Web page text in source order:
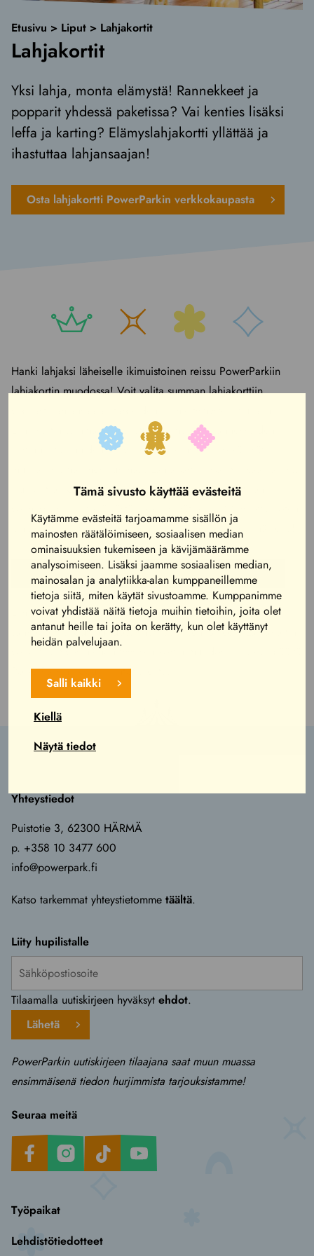
Tämä sivusto käyttää evästeitä
Käytämme evästeitä tarjoamamme sisällön ja
mainosten räätälöimiseen, sosiaalisen median
ominaisuuksien tukemiseen ja kävijämäärämme
analysoimiseen. Lisäksi jaamme sosiaalisen median,
mainosalan ja analytiikka-alan kumppaneillemme
tietoja siitä, miten käytät sivustoamme. Kumppanimme
voivat yhdistää näitä tietoja muihin tietoihin, joita olet
antanut heille tai joita on kerätty, kun olet käyttänyt
heidän palvelujaan.
Salli kaikki
Kiellä
Näytä tiedot
Etusivu > Liput > Lahjakortit
Lahjakortit
Yksi lahja, monta elämystä! Rannekkeet ja
popparit yhdessä paketissa? Vai kenties lisäksi
leffa ja karting? Elämyslahjakortti yllättää ja
ihastuttaa lahjansaajan!
Osta lahjakortti PowerParkin verkkokaupasta
Hanki lahjaksi läheiselle ikimuistoinen reissu PowerParkiin
lahjakortin muodossa! Voit valita summan lahjakorttiin
Lahjakortin summan voi asettaa esimerkiksi rannekkeiden,
kartingin tai muiden aktiviteettien perusteella sekä lisätä
Huvivaltion palveluissa ja toimipisteissä. Lahjakortti on
lahjakortti on myös turvallinen valinta, jonka arvo ei hälvene!
Osta lahjakortti PowerParkin verkkokaupasta
Lahjakortti toimitetaan sähköisenä, jolloin saat sen
sähköpostiisi pdf-muodossa heti ostoksen jälkeen. Lahjakortin
voi ostaa myös hienon fyysisen kortin muodossa paikan päältä
PowerParkin lippu- ja infotiskeiltä.
Yhteystiedot
Puistotie 3, 62300 HÄRMÄ
p. +358 10 3477 600
info@powerpark.fi
Katso tarkemmat yhteystietomme täältä.
Liity hupilistalle
Tilaamalla uutiskirjeen hyväksyt ehdot.
Lähetä
PowerParkin uutiskirjeen tilaajana saat muun muassa
ensimmäisenä tiedon hurjimmista tarjouksistamme!
Työpaikat
Lehdistötiedotteet
Seuraa meitä
FacebookInstagramTikTok Youtube